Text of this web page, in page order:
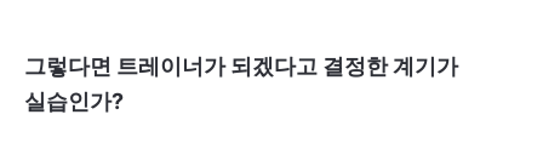
그렇다면 트레이너가 되겠다고 결정한 계기가
실습인가?